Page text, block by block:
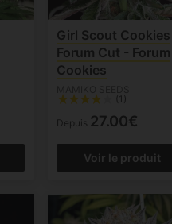
Girl Scout Cookies
Forum Cut - Forum
Cookies
(1)
Depuis 27.00€
Voir le produit